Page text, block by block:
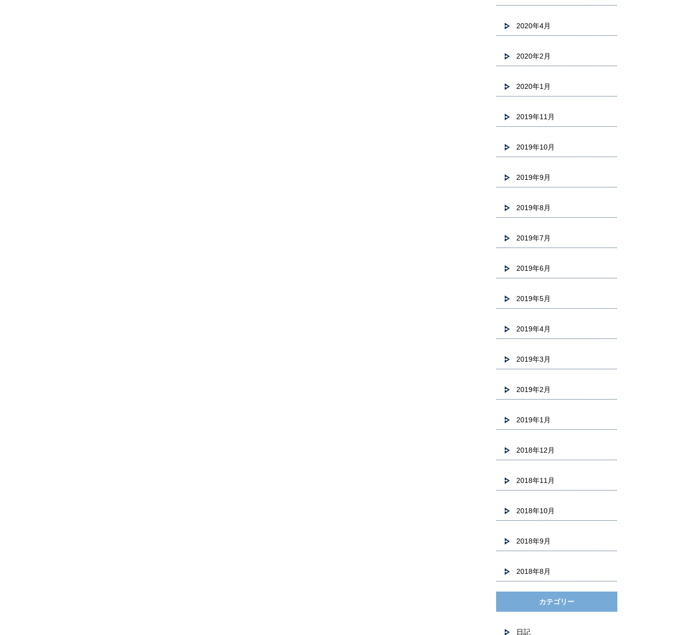
2020年4月
2020年2月
2020年1月
2019年11月
2019年10月
2019年9月
2019年8月
2019年7月
2019年6月
2019年5月
2019年4月
2019年3月
2019年2月
2019年1月
2018年12月
2018年11月
2018年10月
2018年9月
2018年8月
カテゴリー
日記